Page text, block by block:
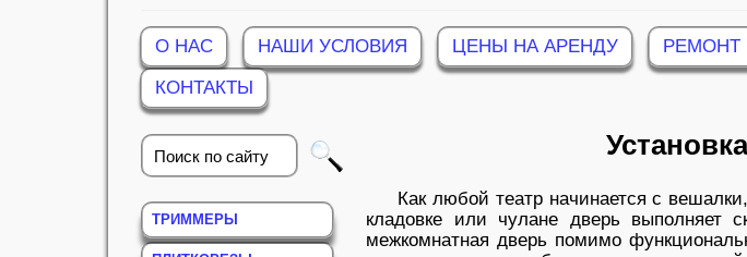
О НАС НАШИ УСЛОВИЯ ЦЕНЫ НА АРЕНДУ РЕМОНТ
КОНТАКТЫ
Как любой театр начинается с
кладовке или чулане дверь выполняет
межкомнатная дверь помимо
ТРИММЕРЫ